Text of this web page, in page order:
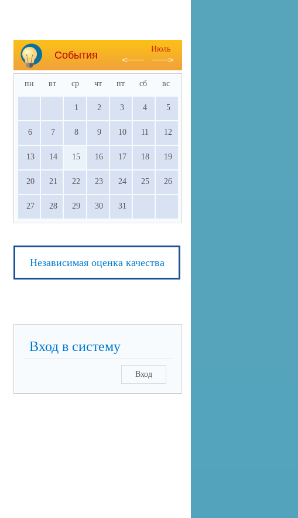
События
Июль
пн вт ср чт пт сб вс
1 2 3 4 5
6 7 8 9 10 11 12
13 14 15 16 17 18 19
20 21 22 23 24 25 26
27 28 29 30 31
Независимая оценка качества
Вход в систему
Вход